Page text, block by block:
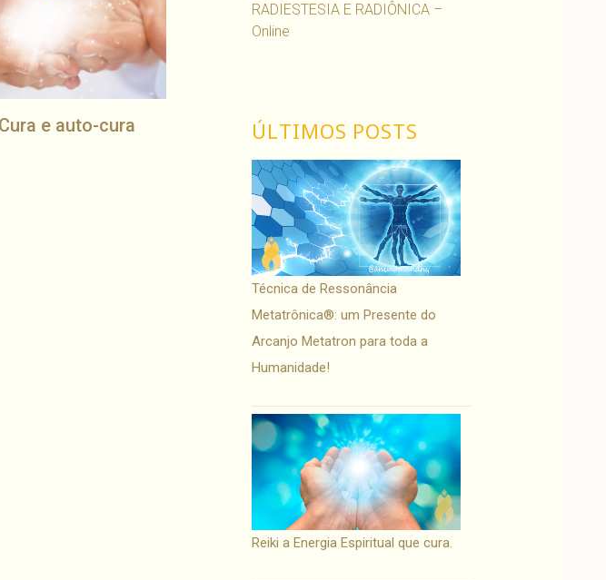
e auto-cura
RADIESTESIA E RADIÔNICA –
Online
ÚLTIMOS POSTS
Técnica de Ressonância
Metatrônica®: um Presente do
Arcanjo Metatron para toda a
Humanidade!
Reiki a Energia Espiritual que cura.